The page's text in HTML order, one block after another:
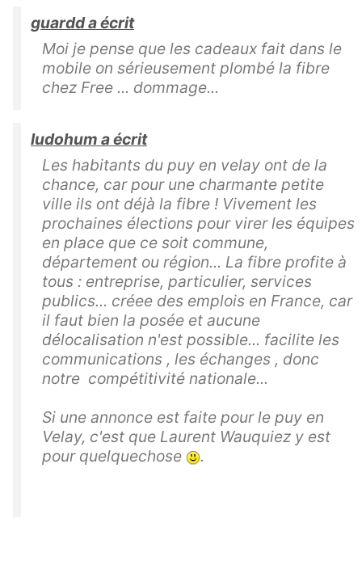
guardd a écrit
Moi je pense que les cadeaux fait dans le
mobile on sérieusement plombé la fibre
chez Free ... dommage...
ludohum a écrit
Les habitants du puy en velay ont de la
chance, car pour une charmante petite
ville ils ont déjà la fibre ! Vivement les
prochaines élections pour virer les équipes
en place que ce soit commune,
département ou région... La fibre profite à
tous : entreprise, particulier, services
publics... créee des emplois en France, car
il faut bien la posée et aucune
délocalisation n'est possible... facilite les
communications , les échanges , donc
notre compétitivité nationale...
Si une annonce est faite pour le puy en
Velay, c'est que Laurent Wauquiez y est
pour quelquechose
.